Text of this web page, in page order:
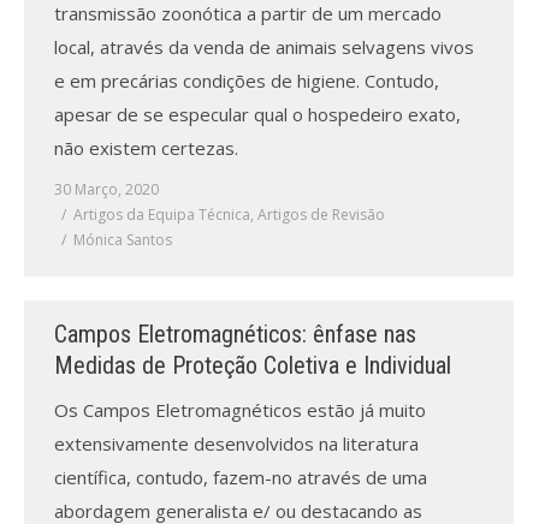
transmissão zoonótica a partir de um mercado
local, através da venda de animais selvagens vivos
e em precárias condições de higiene. Contudo,
apesar de se especular qual o hospedeiro exato,
não existem certezas.
30 Março, 2020
Artigos da Equipa Técnica, Artigos de Revisão
Mónica Santos
Campos Eletromagnéticos: ênfase nas
Medidas de Proteção Coletiva e Individual
Os Campos Eletromagnéticos estão já muito
extensivamente desenvolvidos na literatura
científica, contudo, fazem-no através de uma
abordagem generalista e/ ou destacando as